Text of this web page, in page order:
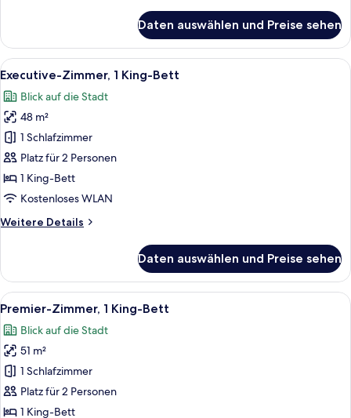
Zimmer,
1 King-
Bett
Daten auswählen und Preise sehen
Alle
Fotos
für
Executive-
Zimmer,
1 King-
Bett
anzeigen
Ein Hotelzimmer mit einem großen
6
Executive-Zimmer, 1 King-Bett
Blick auf die Stadt
48 m²
1 Schlafzimmer
Platz für 2 Personen
1 King-Bett
Kostenloses WLAN
Weitere Details
Weitere
Zimmer,
1 King-
Bett
Daten auswählen und Preise sehen
Alle
Fotos
für
Premier-
Zimmer,
1 King-
Bett
Ein Hotelzimmer mit einem großen
7
Premier-Zimmer, 1 King-Bett
Blick auf die Stadt
51 m²
1 Schlafzimmer
Platz für 2 Personen
1 King-Bett